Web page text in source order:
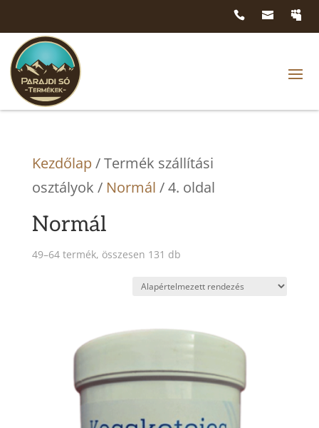
Kezdőlap / Termék szállítási
osztályok / Normál / 4. oldal
Normál
49–64 termék, összesen 131 db